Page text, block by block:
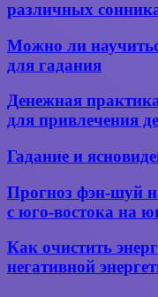
снится
толкование
сна
различных
сонниках
различных
Можно
научиться
самому:
что
для
Можно ли
для гадания
Денежная
практика:
собираем
и
для
привлечения
Денежная
для привлечения
Гадание
ясновидение
—
в
разница?
Гадание и
Прогноз
фэн-
шуй
2021
года.
Прогноз фэн-шуй
с юго-востока на
Как
очистить
энергетику
Как очистить
негативной